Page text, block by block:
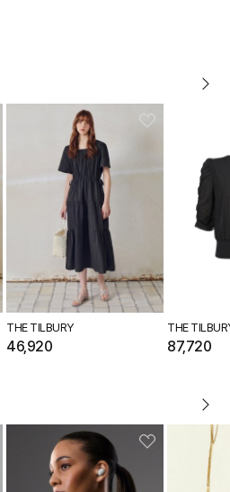
THE TILBURY
46,920
THE
87,720